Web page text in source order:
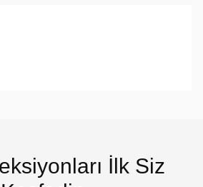
İlk Siz